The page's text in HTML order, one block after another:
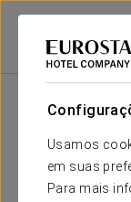
Usamos
em suas
Para mais
Eurostars Hotel